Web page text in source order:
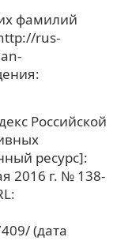
фамилий
rus-
Российской
ресурс]:
2016 г. № 138-
(дата